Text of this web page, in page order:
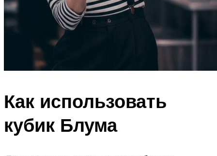
Как использовать
кубик Блума